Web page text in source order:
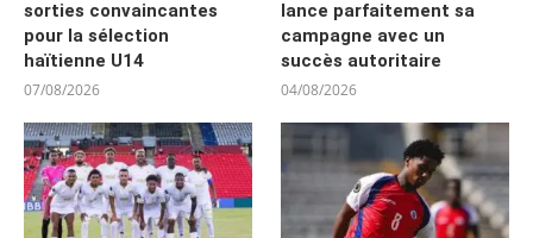
sorties convaincantes
pour la sélection
haïtienne U14
07/08/2026
lance parfaitement sa
campagne avec un
succès autoritaire
04/08/2026